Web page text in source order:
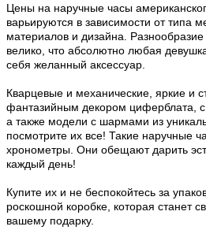
Цены на наручные часы
варьируются в зависимости от типа
материалов и дизайна. Разнообразие
велико, что абсолютно любая
себя желанный аксессуар.
Кварцевые и механические, яркие и
фантазийным декором циферблата,
а также модели с шармами из
посмотрите их все! Такие наручные
хронометры. Они обещают дарить
каждый день!
Купите их и не беспокойтесь за
роскошной коробке, которая станет
вашему подарку.